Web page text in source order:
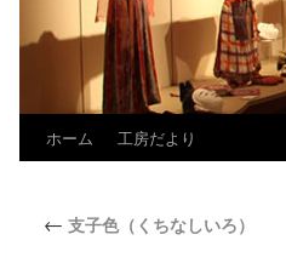
ホーム 工房だより
← 支子色（くちなしいろ）